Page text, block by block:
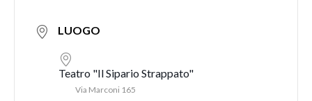
LUOGO
Teatro "Il Sipario Strappato"
Via Marconi 165